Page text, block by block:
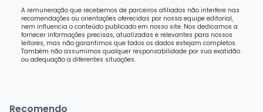
A remuneração que recebemos de parceiros afiliados não interfere nas
recomendações ou orientações oferecidas por nossa equipe editorial,
nem influencia o conteúdo publicado em nosso site. Nos dedicamos a
fornecer informações precisas, atualizadas e relevantes para nossos
leitores, mas não garantimos que todos os dados estejam completos.
Também não assumimos qualquer responsabilidade por sua exatidão
ou adequação a diferentes situações.
Recomendo